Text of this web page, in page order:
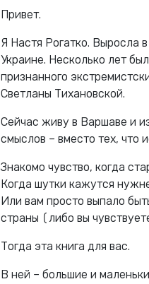
Привет.
Я Настя Рогатко. Выросла
Украине. Несколько лет
признанного
Светланы Тихановской.
Сейчас живу в Варшаве и
смыслов – вместо тех, что
Знакомо чувство, когда
Когда шутки кажутся
Или вам просто выпало
страны (либо вы
Тогда эта книга для вас.
В ней – большие и